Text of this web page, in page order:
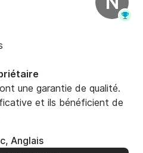
une garantie de qualité.
et ils bénéficient de
Anglais